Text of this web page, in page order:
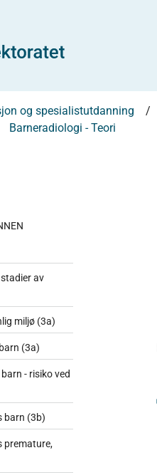
og spesialistutdanning
Barneradiologi - Teori
av
miljø (3a)
(3a)
- risiko ved
barn (3b)
premature,